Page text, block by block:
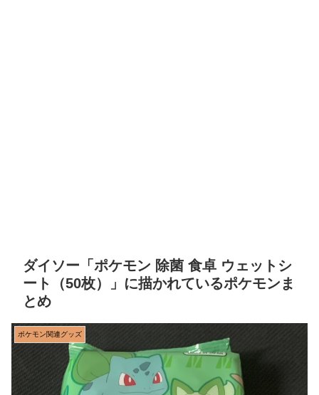
ダイソー「ポケモン 除菌 食卓 ウェットシ
ート（50枚）」に描かれているポケモンま
とめ
ポケモン関連グッズ